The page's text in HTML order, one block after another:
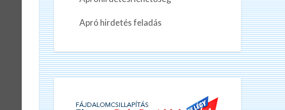
Apró hirdetés feladás